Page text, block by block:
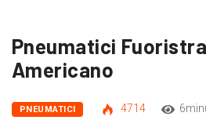
Pneumatici
Americano
PNEUMATICI 4714